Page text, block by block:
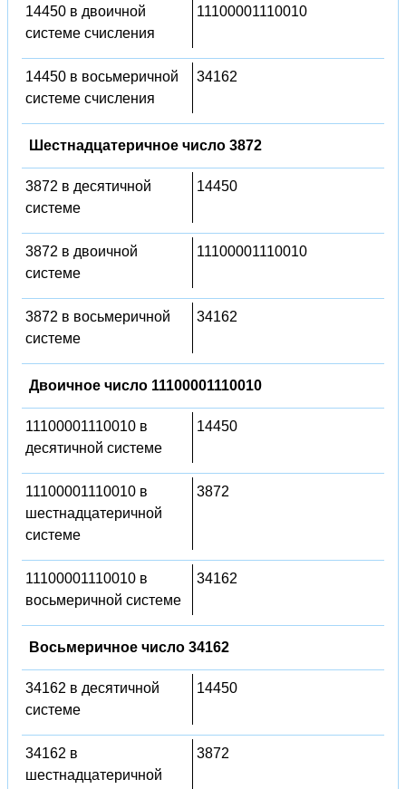
14450 в двоичной
системе счисления
11100001110010
14450 в восьмеричной
системе счисления
34162
Шестнадцатеричное число 3872
3872 в десятичной
системе
14450
3872 в двоичной
системе
11100001110010
3872 в восьмеричной
системе
34162
Двоичное число 11100001110010
11100001110010 в
десятичной системе
14450
11100001110010 в
шестнадцатеричной
системе
3872
11100001110010 в
восьмеричной системе
34162
Восьмеричное число 34162
34162 в десятичной
системе
14450
34162 в
шестнадцатеричной
3872